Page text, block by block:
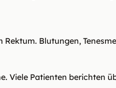
Blutungen,
Viele Patienten berichten